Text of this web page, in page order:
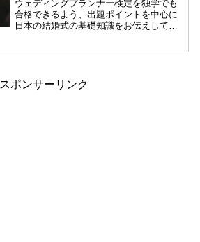
う！
ウェディングプランナー検定を独学でも
合格できるよう、出題ポイントを中心に
日本の結婚式の基礎知識をお伝えしてい
称をざっくりチェックしましょう！
スポンサーリンク